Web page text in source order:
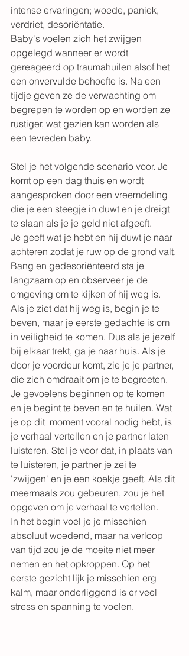
intense ervaringen; woede, paniek,
verdriet, desoriëntatie.
Baby's voelen zich het zwijgen
opgelegd wanneer er wordt
gereageerd op traumahuilen alsof het
een onvervulde behoefte is. Na een
tijdje geven ze de verwachting om
begrepen te worden op en worden ze
rustiger, wat gezien kan worden als
een tevreden baby.
Stel je het volgende scenario voor. Je
komt op een dag thuis en wordt
aangesproken door een vreemdeling
die je een steegje in duwt en je dreigt
te slaan als je je geld niet afgeeft.
Je geeft wat je hebt en hij duwt je naar
achteren zodat je ruw op de grond valt.
Bang en gedesoriënteerd sta je
langzaam op en observeer je de
omgeving om te kijken of hij weg is.
Als je ziet dat hij weg is, begin je te
beven, maar je eerste gedachte is om
in veiligheid te komen. Dus als je jezelf
bij elkaar trekt, ga je naar huis. Als je
door je voordeur komt, zie je je partner,
die zich omdraait om je te begroeten.
Je gevoelens beginnen op te komen
en je begint te beven en te huilen. Wat
je op dit  moment vooral nodig hebt, is
je verhaal vertellen en je partner laten
luisteren. Stel je voor dat, in plaats van
te luisteren, je partner je zei te
'zwijgen' en je een koekje geeft. Als dit
meermaals zou gebeuren, zou je het
opgeven om je verhaal te vertellen.
In het begin voel je je misschien
absoluut woedend, maar na verloop
van tijd zou je de moeite niet meer
nemen en het opkroppen. Op het
eerste gezicht lijk je misschien erg
kalm, maar onderliggend is er veel
stress en spanning te voelen.